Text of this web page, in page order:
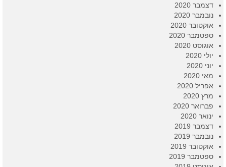
דצמבר 2020
נובמבר 2020
אוקטובר 2020
ספטמבר 2020
אוגוסט 2020
יולי 2020
יוני 2020
מאי 2020
אפריל 2020
מרץ 2020
פברואר 2020
ינואר 2020
דצמבר 2019
נובמבר 2019
אוקטובר 2019
ספטמבר 2019